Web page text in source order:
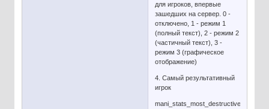
для игроков, впервые
зашедших на сервер. 0 -
отключено, 1 - режим 1
(полный текст), 2 - режим 2
(частичный текст), 3 -
режим 3 (графическое
отображение)
4. Самый результативный
игрок
mani_stats_most_destructive